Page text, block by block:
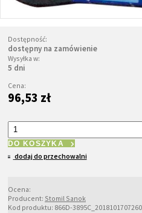
Dostępność:
dostępny na zamówienie
Wysyłka w:
5 dni
Cena:
96,53 zł
DO KOSZYKA
dodaj do przechowalni
Ocena:
Producent: Stomil Sanok
Kod produktu: 866D-